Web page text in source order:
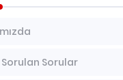
Sorulan Sorular